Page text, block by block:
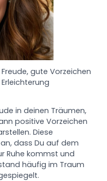
gute Vorzeichen
in deinen Träumen,
positive Vorzeichen
Diese
dass Du auf dem
Ruhe kommst und
häufig im Traum